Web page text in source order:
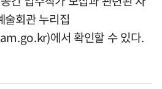
술회관 누리집
에서 확인할 수 있다.